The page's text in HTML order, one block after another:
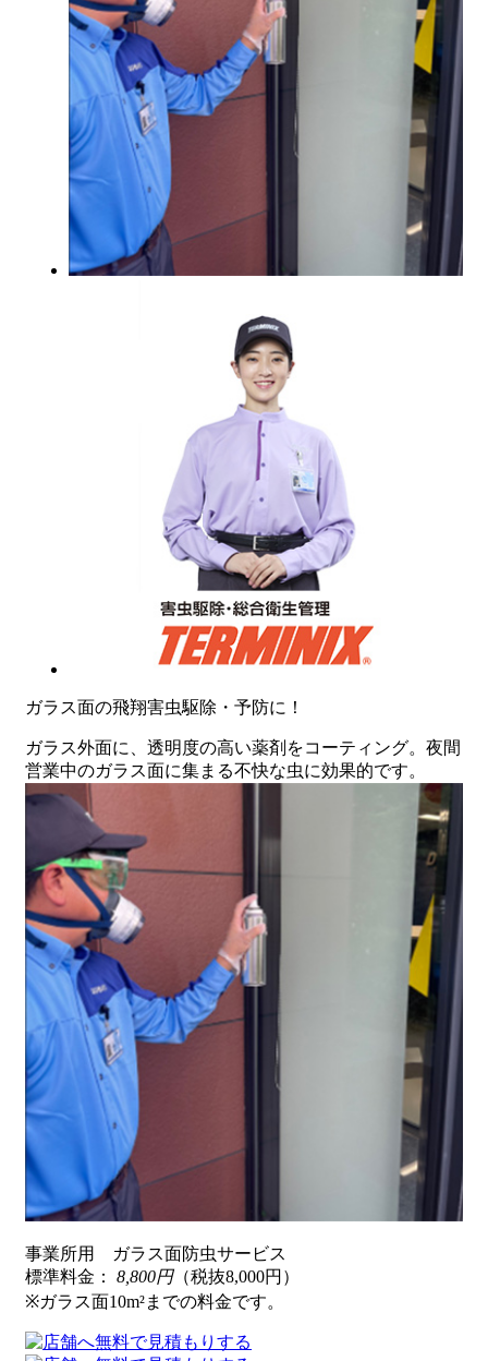
ガラス面の飛翔害虫駆除・予防に！
ガラス外面に、透明度の高い薬剤をコーティング。夜間
営業中のガラス面に集まる不快な虫に効果的です。
事業所用 ガラス面防虫サービス
標準料金： 8,800円（税抜8,000円）
※ガラス面10m²までの料金です。